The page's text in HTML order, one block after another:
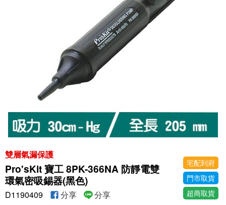
雙層氣漏保護
Pro'sKit 寶工 8PK-366NA 防靜電雙
環氣密吸錫器(黑色)
宅配到府
門市取貨
超商取貨
D1190409 分享 分享